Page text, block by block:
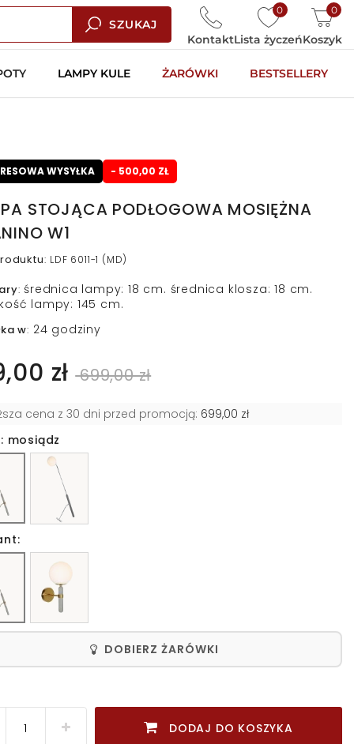
SZUKAJ
0
Lista życzeń
0
Koszyk
Kontakt
LAMPY KULE ŻARÓWKI BESTSELLERY
WYSYŁKA - 500,00 ZŁ
STOJĄCA PODŁOGOWA MOSIĘŻNA
W1
: LDF 6011-1 (MD)
: średnica lampy: 18 cm. średnica klosza: 18 cm.
lampy: 145 cm.
w: 24 godziny
zł 699,00 zł
cena z 30 dni przed promocją: 699,00 zł
mosiądz
DOBIERZ ŻARÓWKI
DODAJ DO KOSZYKA